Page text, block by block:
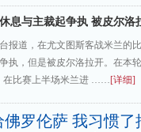
息与主裁起争执 被皮尔洛
报道，在尤文图斯客战米兰的
执，但是被皮尔洛拉开。在本
在比赛上半场米兰进 ……[详细]
罗伦萨 我习惯了